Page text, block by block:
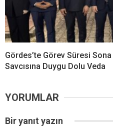
Gördes’te Görev Süresi
Savcısına Duygu Dolu Veda
YORUMLAR
Bir yanıt yazın